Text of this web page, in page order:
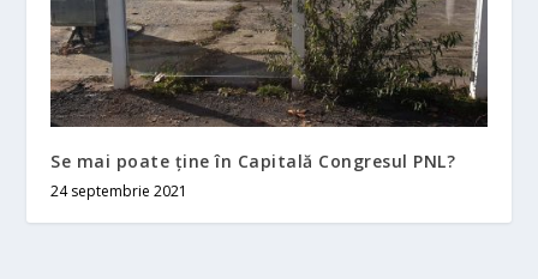
Se mai poate ţine în Capitală Congresul PNL?
24 septembrie 2021